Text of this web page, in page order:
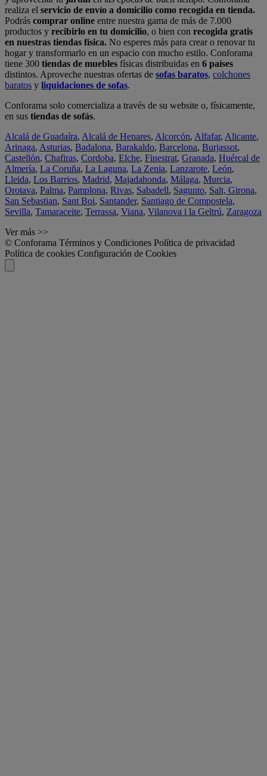
realiza el servicio de envío a domicilio como recogida en tienda.
Podrás comprar online entre nuestra gama de más de 7.000
productos y recibirlo en tu domicilio, o bien con recogida gratis
en nuestras tiendas física. No esperes más para crear o renovar tu
hogar y transformarlo en un espacio con mucho estilo. Conforama
tiene 300 tiendas de muebles físicas distribuidas en 6 países
distintos. Aproveche nuestras ofertas de sofas baratos, colchones
baratos y liquidaciones de sofas.
Conforama solo comercializa a través de su website o, físicamente,
en sus tiendas de sofás.
Alcalá de Guadaíra, Alcalá de Henares, Alcorcón, Alfafar, Alicante,
Arinaga, Asturias, Badalona, Barakaldo, Barcelona, Burjassot,
Castellón, Chafiras, Cordoba, Elche, Finestrat, Granada, Huércal de
Almería, La Coruña, La Laguna, La Zenia, Lanzarote, León,
Lleida, Los Barrios, Madrid, Majadahonda, Málaga, Murcia,
Orotava, Palma, Pamplona, Rivas, Sabadell, Sagunto, Salt, Girona,
San Sebastian, Sant Boi, Santander, Santiago de Compostela,
Sevilla, Tamaraceite, Terrassa, Viana, Vilanova i la Geltrú, Zaragoza
Ver más >>
© Conforama Términos y Condiciones Política de privacidad
Política de cookies Configuración de Cookies